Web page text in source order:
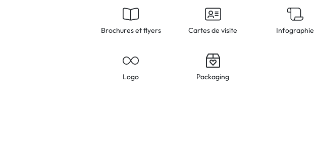
Brochures et flyers Cartes de visite Infographie
Logo Packaging